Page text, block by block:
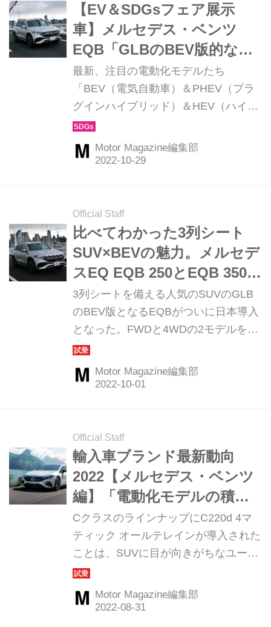
【EV＆SDGsフェア展示
車】メルセデス・ベンツ
EQB「GLBのBEV版的なポ
ジションのSUV」
最新、注目の電動化モデルたち
「BEV（電気自動車）＆PHEV（プラ
グインハイブリッド）＆HEV（ハイブ
リッド）」を紹介。2022年11月12日
（土）から13日(日）開催の『EV ＆
SDGs 2022フェア in Chiba』（千葉
ントも開催される。今回はメルセデ
ス・ベンツの「EQB」を紹介しよう。
（Motor Magazine 2022年12月号付録
Motor Magazine編集部
Official Staff
比べてわかった3列シート
SUV×BEVの魅力。メルセデ
スEQ EQB 250とEQB 350 4
マティックを堪能
3列シートを備える人気のSUVのGLB
のBEV版となるEQBがついに日本導入
となった。FWDと4WDの2モデルをラ
インナップする。室内空間、走りなど
気になる違いを早速チェックしてみ
た。（Motor Magazine 2022年6月号よ
Motor Magazine編集部
Official Staff
輸入車ブランド最新動向
2022【メルセデス・ベンツ
編】「電動化モデルの積極
的な導入に注力」
CクラスのラインナップにC220d 4マ
ティック オールテレインが導入された
ことは、SUVに目が向きがちなユーザ
ーを振り向かせる恰好の刺激になった
はずだ。さらにBEVの日本展開にも要
注目である。選択肢が続々と増えてい
Motor Magazine編集部